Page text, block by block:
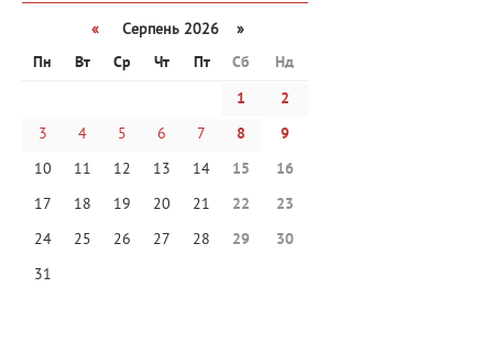
«
Серпень 2026 »
Пн
Вт Ср Чт Пт Сб
Нд
1
2
3
4 5 6 7 8
9
10
11 12 13 14 15
16
17
18 19 20 21 22
23
24
25 26 27 28 29
30
31